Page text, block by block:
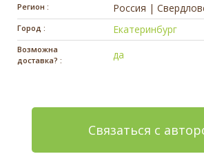
Регион : Россия |
Город : Екатеринбург
Возможна
доставка? :
да
Связаться с